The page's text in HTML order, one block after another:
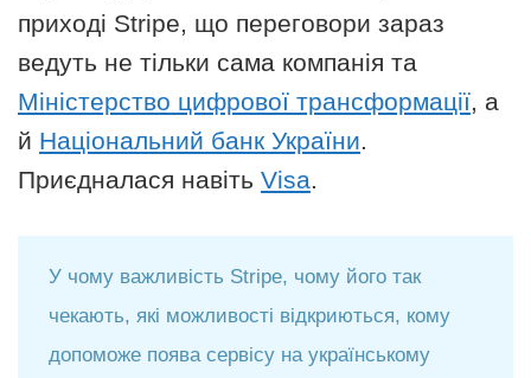
приході Stripe, що переговори зараз
ведуть не тільки сама компанія та
Міністерство цифрової трансформації, а
й Національний банк України.
Приєдналася навіть Visa.
У чому важливість Stripe, чому його так
чекають, які можливості відкриються, кому
допоможе поява сервісу на українському